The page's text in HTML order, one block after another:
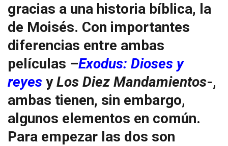
gracias a una historia bíblica, la
de Moisés. Con importantes
diferencias entre ambas
películas –Exodus: Dioses y
reyes yLos Diez Mandamientos-,
ambas tienen, sin embargo,
algunos elementos en común.
Para empezar las dos son